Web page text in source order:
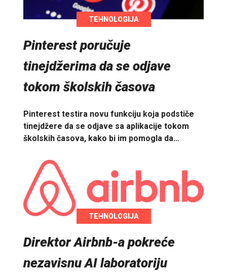
TEHNOLOGIJA
Pinterest poručuje
tinejdžerima da se odjave
tokom školskih časova
Pinterest testira novu funkciju koja podstiče
tinejdžere da se odjave sa aplikacije tokom
školskih časova, kako bi im pomogla da…
TEHNOLOGIJA
Direktor Airbnb-a pokreće
nezavisnu AI laboratoriju